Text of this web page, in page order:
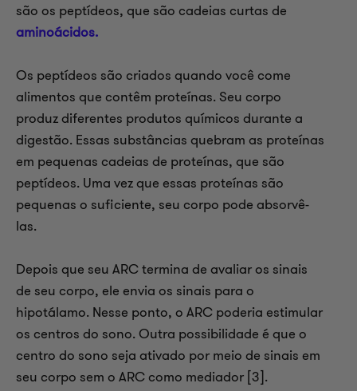
são os peptídeos, que são cadeias curtas de
aminoácidos.
Os peptídeos são criados quando você come
alimentos que contêm proteínas. Seu corpo
produz diferentes produtos químicos durante a
digestão. Essas substâncias quebram as proteínas
em pequenas cadeias de proteínas, que são
peptídeos. Uma vez que essas proteínas são
pequenas o suficiente, seu corpo pode absorvê-
las.
Depois que seu ARC termina de avaliar os sinais
de seu corpo, ele envia os sinais para o
hipotálamo. Nesse ponto, o ARC poderia estimular
os centros do sono. Outra possibilidade é que o
centro do sono seja ativado por meio de sinais em
seu corpo sem o ARC como mediador [3].